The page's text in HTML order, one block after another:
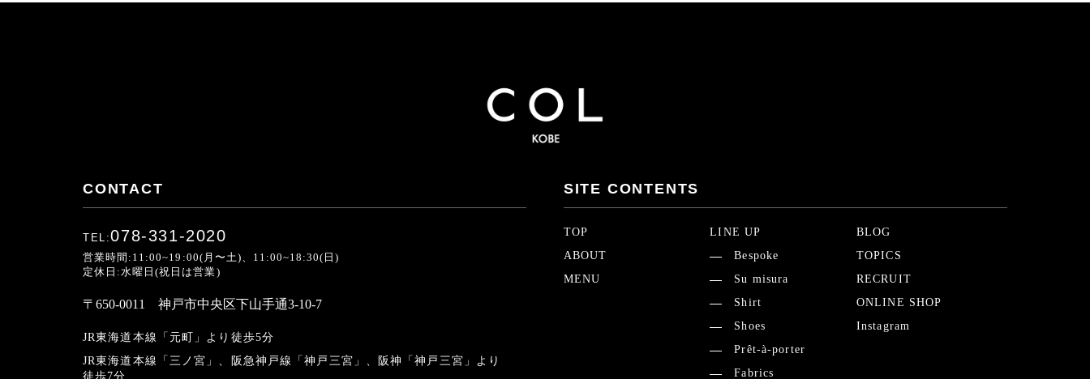
CONTACT
TEL:078-331-2020
営業時間:11:00~19:00(月〜土)、11:00~18:30(日)
定休日:水曜日(祝日は営業)
〒650-0011 神戸市中央区下山手通3-10-7
JR東海道本線「元町」より徒歩5分
JR東海道本線「三ノ宮」、
阪急神戸線「神戸三宮」、阪神「神戸三宮」より
徒歩7分
SITE CONTENTS
TOP
ABOUT
MENU
LINE UP
Bespoke
Su misura
Shirt
Shoes
Prêt-à-porter
Fabrics
BLOG
TOPICS
RECRUIT
ONLINE SHOP
Instagram